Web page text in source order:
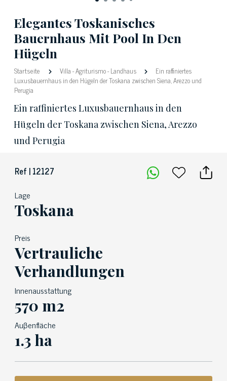
Elegantes Toskanisches
Bauernhaus Mit Pool In Den
Hügeln
Startseite Villa-Agriturismo-Landhaus
Ein raffiniertes
Luxusbauernhaus in den Hügeln der Toskana zwischen Siena, Arezzo und
Perugia
Ein raffiniertes Luxusbauernhaus in den
Hügeln der Toskana zwischen Siena, Arezzo
und Perugia
Ref | 12127
Lage
Toskana
Preis
Vertrauliche
Verhandlungen
Innenausstattung
570 m2
Auβenfläche
1.3 ha